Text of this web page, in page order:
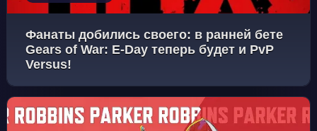
Фанаты добились своего: в ранней бете
Gears of War: E‑Day теперь будет и PvP
Versus!